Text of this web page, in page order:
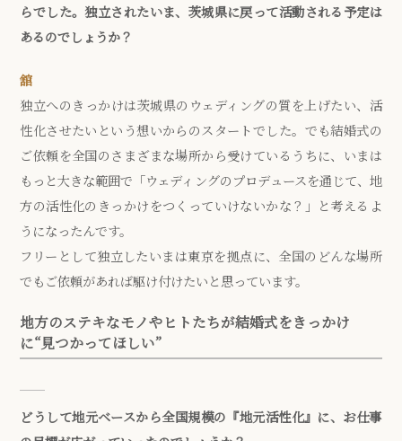
らでした。独立されたいま、茨城県に戻って活動される予定は
あるのでしょうか？
舘
独立へのきっかけは茨城県のウェディングの質を上げたい、活
性化させたいという想いからのスタートでした。でも結婚式の
ご依頼を全国のさまざまな場所から受けているうちに、いまは
もっと大きな範囲で「ウェディングのプロデュースを通じて、地
方の活性化のきっかけをつくっていけないかな？」と考えるよ
うになったんです。
フリーとして独立したいまは東京を拠点に、全国のどんな場所
でもご依頼があれば駆け付けたいと思っています。
地方のステキなモノやヒトたちが結婚式をきっかけ
に“見つかってほしい”
どうして地元ベースから全国規模の『地元活性化』に、お仕事